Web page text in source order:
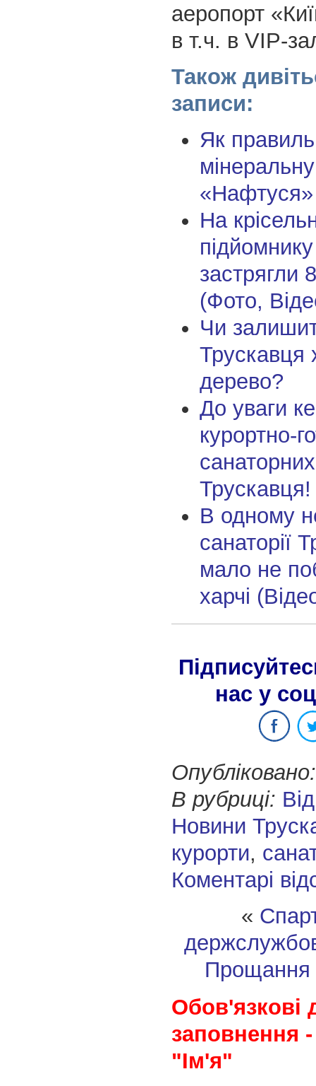
аеропорт
в т.ч. в VIP-
Також
записи:
Як
«Нафтуся»
На
застрягли
(Фото,
Чи
Трускавця
дерево?
До уваги
курортно-
Трускавця!
В одному
санаторії
мало не
харчі
нас у
Опубліковано:
В рубриці:
Новини
курорти,
Коментарі
«
Прощання
Обов'язкові
заповнення
"Ім'я"